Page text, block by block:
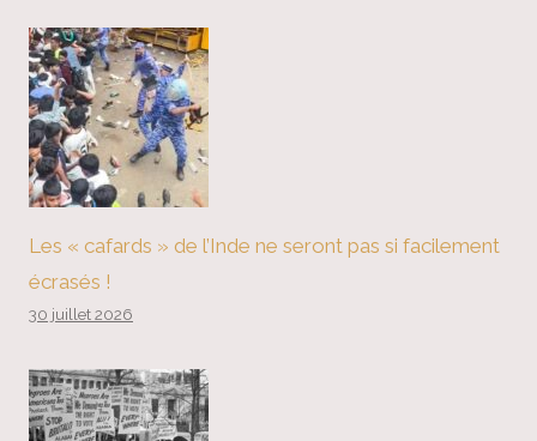
Les « cafards » de l’Inde ne seront pas si facilement
écrasés !
30 juillet 2026